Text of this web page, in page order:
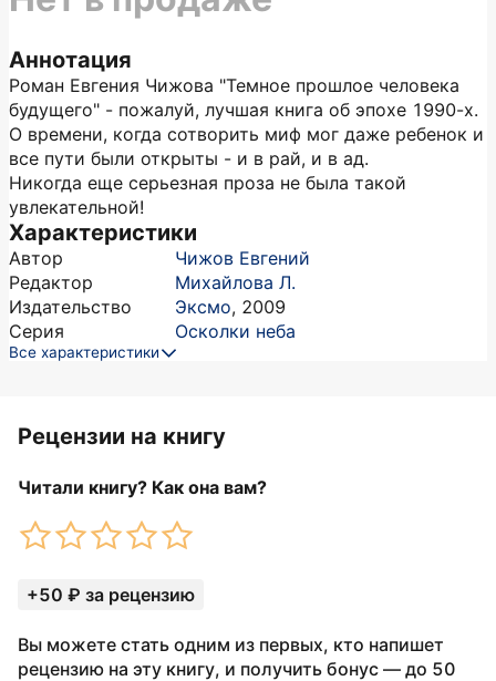
Аннотация
Роман Евгения Чижова "Темное прошлое человека
будущего" - пожалуй, лучшая книга об эпохе 1990-х.
О времени, когда сотворить миф мог даже ребенок и
все пути были открыты - и в рай, и в ад.
Никогда еще серьезная проза не была такой
увлекательной!
Характеристики
Автор
Чижов Евгений
Редактор
Михайлова Л.
Издательство
Эксмо, 2009
Серия
Осколки неба
Все характеристики
Рецензии на книгу
Читали книгу? Как она вам?
+50 ₽ за рецензию
Вы можете стать одним из первых, кто напишет
рецензию на эту книгу, и получить бонус — до 50